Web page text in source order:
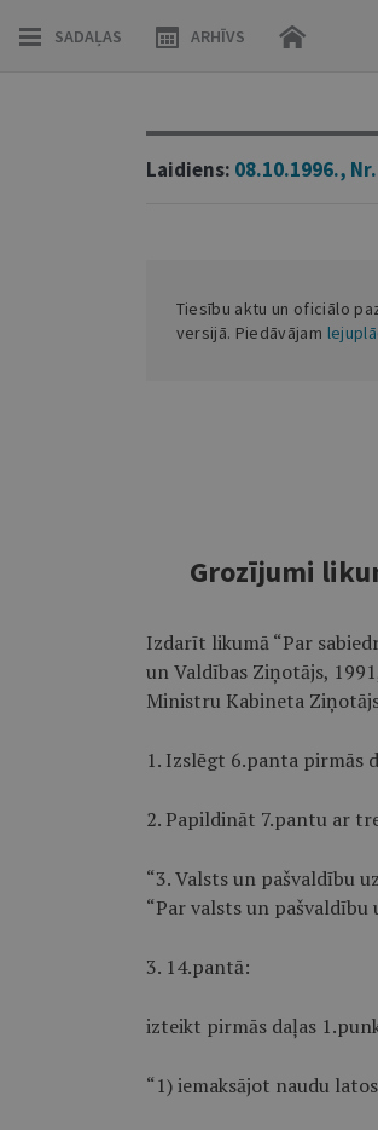
SADAĻAS ARHĪVS
Laidiens: 08.10.1996.,
Tiesību aktu un oficiālo
versijā. Piedāvājam
Grozījumi
Izdarīt likumā “Par
un Valdības Ziņotājs,
Ministru Kabineta
1. Izslēgt 6.panta pirmās
2. Papildināt 7.pantu ar
“3. Valsts un pašvaldību
“Par valsts un pašvaldību
3. 14.pantā:
izteikt pirmās daļas
“1) iemaksājot naudu